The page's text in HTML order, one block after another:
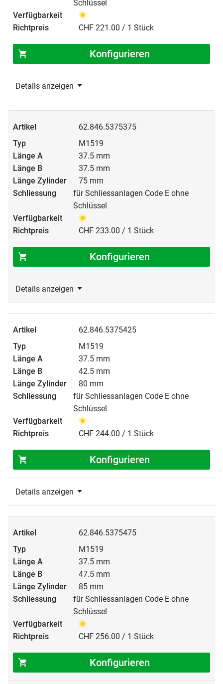
Schlüssel
CHF 221.00 / 1 Stück
Konfigurieren
Details anzeigen
62.846.5375375
M1519
37.5 mm
37.5 mm
75 mm
für Schliessanlagen Code E ohne
Schlüssel
CHF 233.00 / 1 Stück
Konfigurieren
Details anzeigen
62.846.5375425
M1519
37.5 mm
42.5 mm
80 mm
für Schliessanlagen Code E ohne
Schlüssel
CHF 244.00 / 1 Stück
Konfigurieren
Details anzeigen
62.846.5375475
M1519
37.5 mm
47.5 mm
85 mm
für Schliessanlagen Code E ohne
Schlüssel
CHF 256.00 / 1 Stück
Konfigurieren